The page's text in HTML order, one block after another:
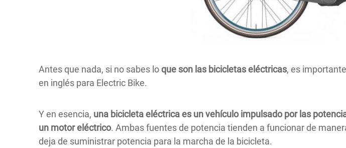
Antes que nada, si no sabes loque son las bicicletas eléctricas, es
en inglés para Electric Bike.
Y en esencia, una bicicleta eléctrica es un vehículo impulsado por las
un motor eléctrico. Ambas fuentes de potencia tienden a funcionar de
deja de suministrar potencia para la marcha de la bicicleta.